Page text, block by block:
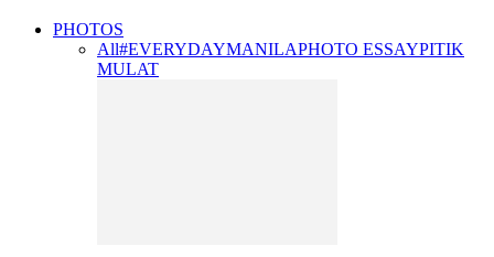
PHOTOS
All#EVERYDAYMANILAPHOTO ESSAYPITIK
MULAT